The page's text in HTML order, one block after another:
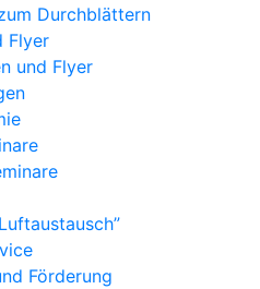
Durchblättern
Flyer
und Flyer
Förderung